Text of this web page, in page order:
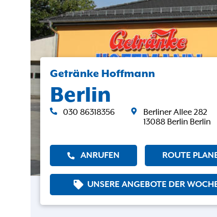
Getränke Hoffmann
Berlin
030 86318356
Berliner Allee 282
13088 Berlin Berlin
ANRUFEN ROUTE
UNSERE ANGEBOTE DER